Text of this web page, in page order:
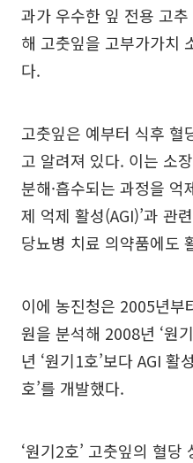
과가 우수한 잎 전용 고추
해 고춧잎을 고부가가치
다.
고춧잎은 예부터 식후 혈
고 알려져 있다. 이는 소
분해·흡수되는 과정을 억
제 억제 활성(AGI)’과 관
당뇨병 치료 의약품에도
이에 농진청은 2005년
원을 분석해 2008년 ‘원
년 ‘원기1호’보다 AGI 활
호’를 개발했다.
‘원기2호’ 고춧잎의 혈당